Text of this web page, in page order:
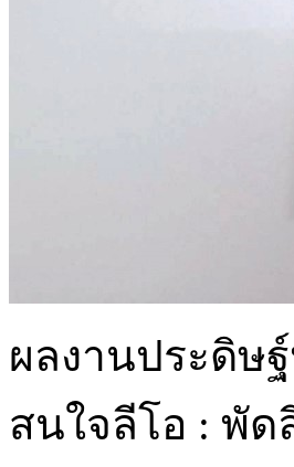
ผลงานประดิษ
สนใจลีโอ : พัด